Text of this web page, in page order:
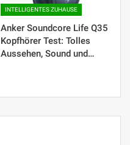
INTELLIGENTES ZUHAUSE
Anker Soundcore Life Q35
Kopfhörer Test: Tolles
Aussehen, Sound und…